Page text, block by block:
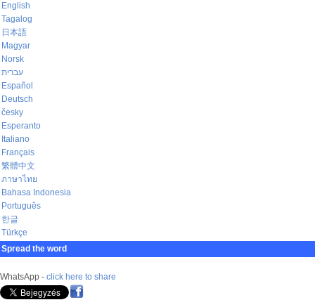
English
Tagalog
日本語
Magyar
Norsk
עברית
Español
Deutsch
česky
Esperanto
Italiano
Français
繁體中文
ภาษาไทย
Bahasa Indonesia
Português
한글
Türkçe
Spread the word
WhatsApp - click here to share